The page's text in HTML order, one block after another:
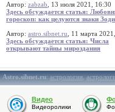
Автор: zabzab , 13 июля 2021, 16:30
Здесь обсуждается статья:
гороскоп: как целуются знаки
Автор: astro.sibnet.ru , 11 марта
Здесь обсуждается статья: Числа
открывают тайны мироздания
Astro.sibnet.ru:астрология,
Видео
Видеоролики